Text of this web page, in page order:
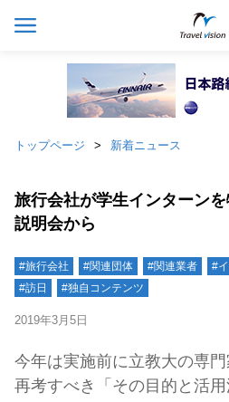
トップページ 新着ニュース
旅行会社が学生インターン
説明会から
#旅行会社 #関連団体 #関連業者 #
#訪日
#独自コンテンツ
2019年3月5日
今年は実施前に立教大の専
再考すべき「その目的と活